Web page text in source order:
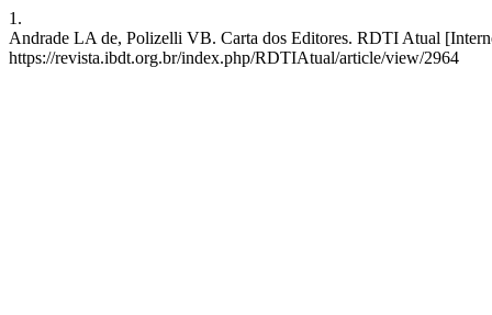
1.
Andrade LA de, Polizelli VB. Carta dos Editores. RDTI Atual
https://revista.ibdt.org.br/index.php/RDTIAtual/article/view/2964